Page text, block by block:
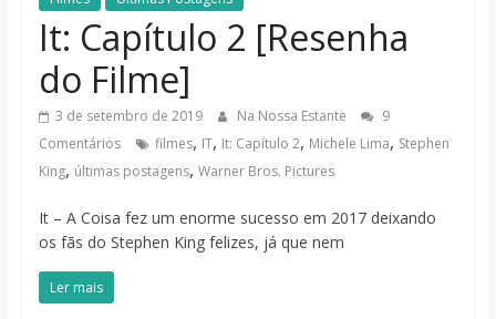
It: Capítulo 2 [Resenha
do Filme]
3 de setembro de 2019 Na Nossa Estante
9
Comentários
filmes, IT, It: Capítulo 2, Michele Lima, Stephen
King, últimas postagens, Warner Bros. Pictures
It – A Coisa fez um enorme sucesso em 2017 deixando
os fãs do Stephen King felizes, já que nem
Ler mais